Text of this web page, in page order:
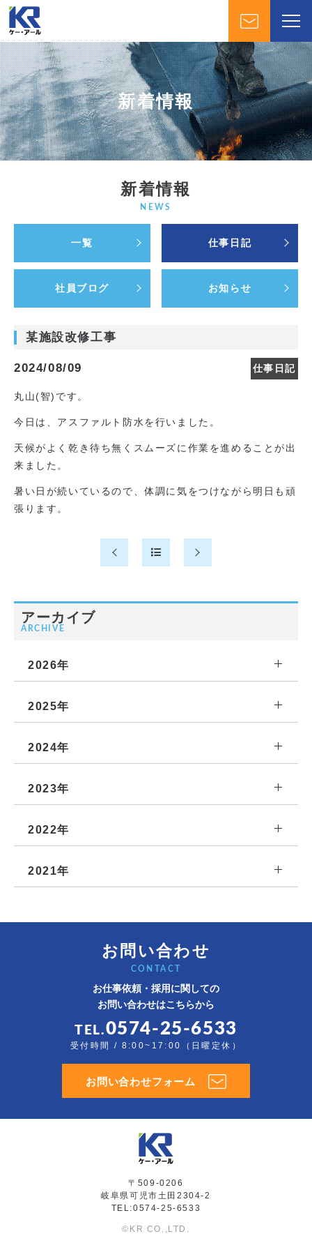
新着情報
新着情報
NEWS
一覧 仕事日記
社員ブログ お知らせ
某施設改修工事
2024/08/09 仕事日記
丸山(智)です。
今日は、アスファルト防水を行いました。
天候がよく乾き待ち無くスムーズに作業を進めることが出
来ました。
暑い日が続いているので、体調に気をつけながら明日も頑
張ります。
アーカイブ
ARCHIVE
2026年
2025年
2024年
2023年
2022年
2021年
お問い合わせ
CONTACT
お仕事依頼・採用に関しての
お問い合わせはこちらから
TEL.0574-25-6533
受付時間 / 8:00~17:00（日曜定休）
お問い合わせフォーム
〒509-0206
岐阜県可児市土田2304-2
TEL:0574-25-6533
©KR CO.,LTD.